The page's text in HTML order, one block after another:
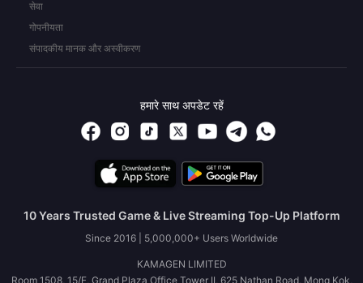
सेवा
गोपनीयता
संपादकीय मानक और अस्वीकरण
हमारे साथ अपडेट रहें
10 Years Trusted Game & Live Streaming Top-Up Platform
Since 2016 | 5,000,000+ Users Worldwide
KAMAGEN LIMITED
Room 1508, 15/F, Grand Plaza Office Tower II, 625 Nathan Road, Mong Kok,